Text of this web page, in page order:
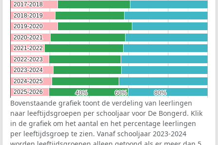
40%
40% 60%
60% 80%
80%
2017-2018
2017-2018
2018-2019
2018-2019
2019-2020
2019-2020
2020-2021
2020-2021
2021-2022
2021-2022
2022-2023
2022-2023
2023-2024
2023-2024
2024-2025
2024-2025
2025-2026
2025-2026
Bovenstaande grafiek toont de verdeling van leerlingen
naar leeftijdsgroepen per schooljaar voor De Bongerd. Klik
in de grafiek om het aantal en het percentage leerlingen
per leeftijdsgroep te zien. Vanaf schooljaar 2023-2024